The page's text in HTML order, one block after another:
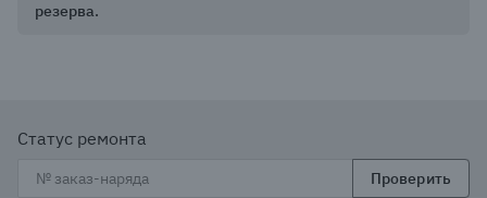
резерва.
Статус ремонта
Проверить